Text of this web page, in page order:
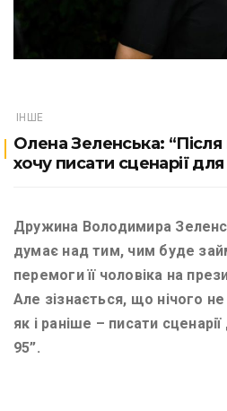
ІНШЕ
Олена Зеленська:
хочу писати сценарії
Дружина Володимира
думає над тим, чим буде
перемоги її чоловіка на
Але зізнається, що нічого
як і раніше – писати
95”.